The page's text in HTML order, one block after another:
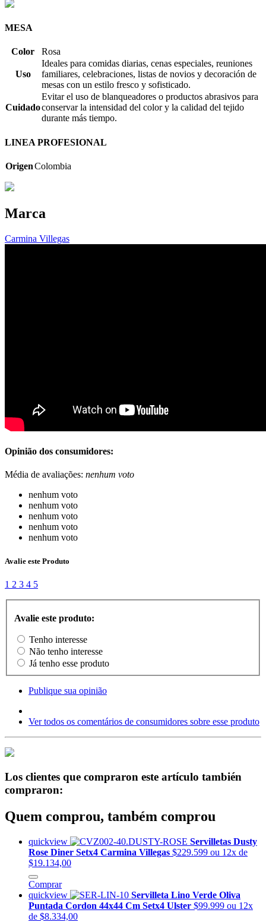
MESA
Color Rosa
Uso
Ideales para comidas diarias, cenas especiales, reuniones
familiares, celebraciones, listas de novios y decoración de
mesas con un estilo fresco y sofisticado.
Cuidado
Evitar el uso de blanqueadores o productos abrasivos para
conservar la intensidad del color y la calidad del tejido
durante más tiempo.
LINEA PROFESIONAL
OrigenColombia
Marca
Carmina Villegas
Opinião dos consumidores:
Média de avaliações: nenhum voto
nenhum voto
nenhum voto
nenhum voto
nenhum voto
nenhum voto
Avalie este Produto
1 2 3 4 5
Avalie este produto:
Tenho interesse
Não tenho interesse
Já tenho esse produto
Publique sua opinião
Ver todos os comentários de consumidores sobre esse produto
Los clientes que compraron este artículo también
compraron:
Quem comprou, também comprou
quickview
Servilletas Dusty
Rose Diner Setx4 Carmina Villegas $229.599 ou 12x de
$19.134,00
Comprar
quickview
Servilleta Lino Verde Oliva
Puntada Cordon 44x44 Cm Setx4 Ulster $99.999 ou 12x
de $8.334,00